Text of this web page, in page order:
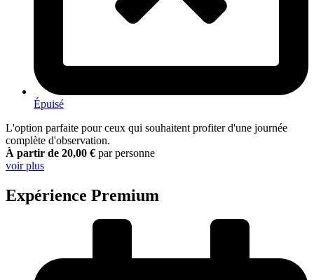
Épuisé
L'option parfaite pour ceux qui souhaitent profiter d'une journée
complète d'observation.
À partir de 20,00 € par personne
voir plus
Expérience Premium